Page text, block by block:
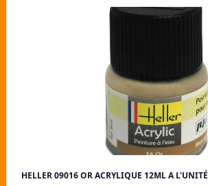
HELLER 09016 OR ACRYLIQUE 12ML A L'UNITÉ